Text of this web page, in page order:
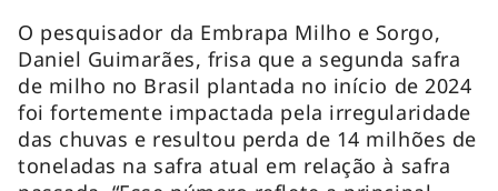
O pesquisador da Embrapa Milho e Sorgo,
Daniel Guimarães, frisa que a segunda safra
de milho no Brasil plantada no início de 2024
foi fortemente impactada pela irregularidade
das chuvas e resultou perda de 14 milhões de
toneladas na safra atual em relação à safra